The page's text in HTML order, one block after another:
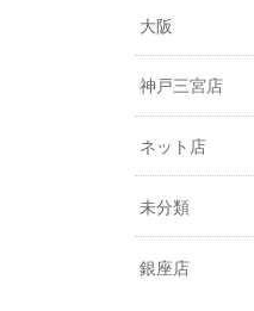
大阪
神戸三宮店
ネット店
未分類
銀座店